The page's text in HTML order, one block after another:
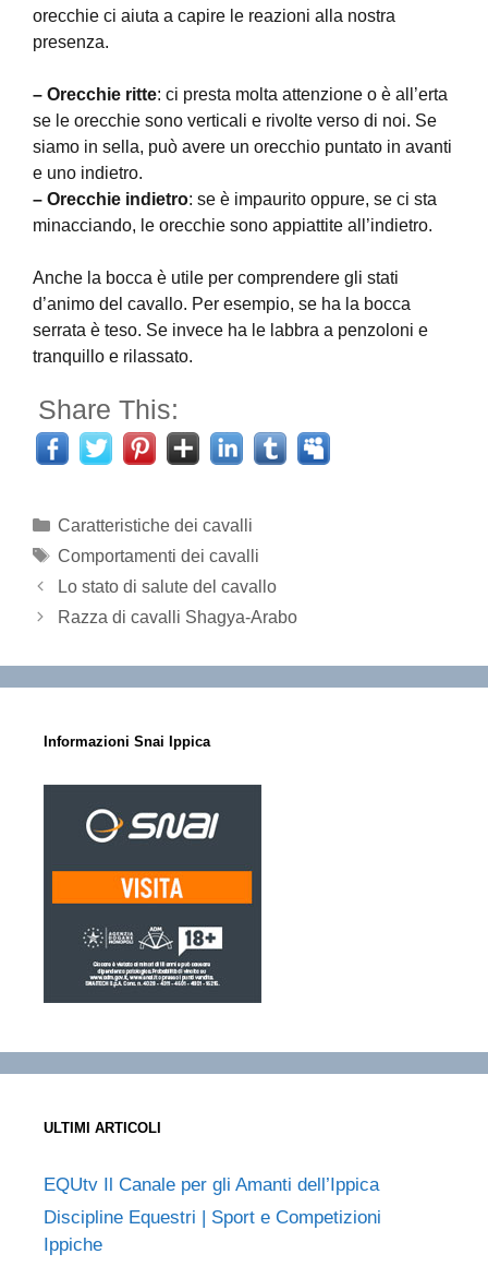
orecchie ci aiuta a capire le reazioni alla nostra
presenza.
– Orecchie ritte: ci presta molta attenzione o è all’erta
se le orecchie sono verticali e rivolte verso di noi. Se
siamo in sella, può avere un orecchio puntato in avanti
e uno indietro.
– Orecchie indietro: se è impaurito oppure, se ci sta
minacciando, le orecchie sono appiattite all’indietro.
Anche la bocca è utile per comprendere gli stati
d’animo del cavallo. Per esempio, se ha la bocca
serrata è teso. Se invece ha le labbra a penzoloni e
tranquillo e rilassato.
Share This:
Categorie
Caratteristiche dei cavalli
Tag
Comportamenti dei cavalli
Lo stato di salute del cavallo
Razza di cavalli Shagya-Arabo
Informazioni Snai Ippica
ULTIMI ARTICOLI
EQUtv Il Canale per gli Amanti dell’Ippica
Discipline Equestri | Sport e Competizioni
Ippiche